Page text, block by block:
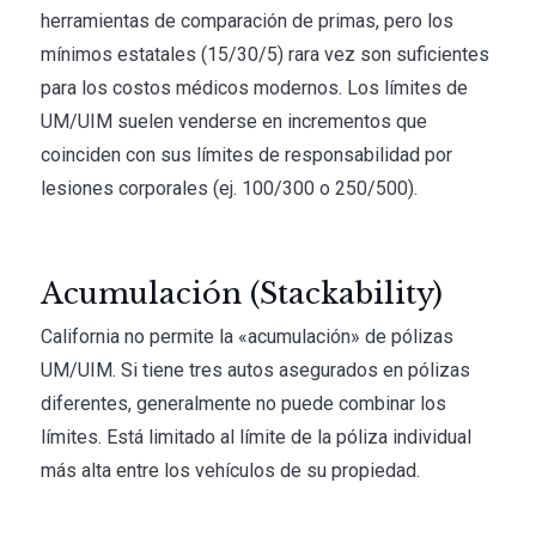
herramientas de comparación de primas, pero los
mínimos estatales (15/30/5) rara vez son suficientes
para los costos médicos modernos. Los límites de
UM/UIM suelen venderse en incrementos que
coinciden con sus límites de responsabilidad por
lesiones corporales (ej. 100/300 o 250/500).
Acumulación (Stackability)
California no permite la «acumulación» de pólizas
UM/UIM. Si tiene tres autos asegurados en pólizas
diferentes, generalmente no puede combinar los
límites. Está limitado al límite de la póliza individual
más alta entre los vehículos de su propiedad.